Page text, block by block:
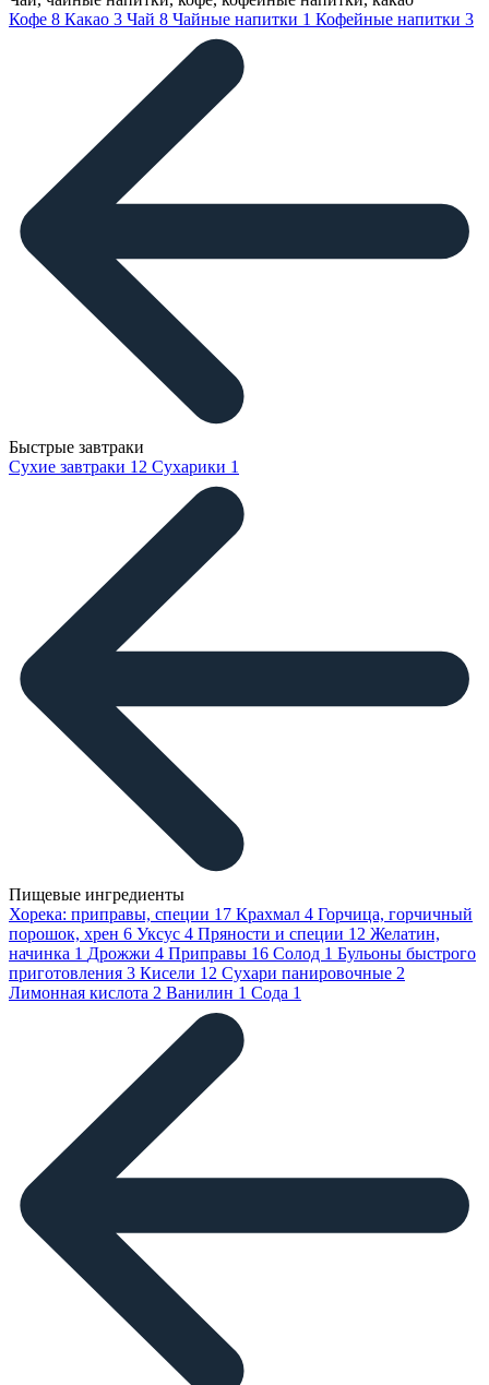
Кофе 8 Какао 3 Чай 8 Чайные напитки 1 Кофейные напитки 3
Быстрые завтраки
Сухие завтраки 12 Сухарики 1
Пищевые ингредиенты
Хорека: приправы, специи 17 Крахмал 4 Горчица, горчичный
порошок, хрен 6 Уксус 4 Пряности и специи 12 Желатин,
начинка 1 Дрожжи 4 Приправы 16 Солод 1 Бульоны быстрого
приготовления 3 Кисели 12 Сухари панировочные 2
Лимонная кислота 2 Ванилин 1 Сода 1